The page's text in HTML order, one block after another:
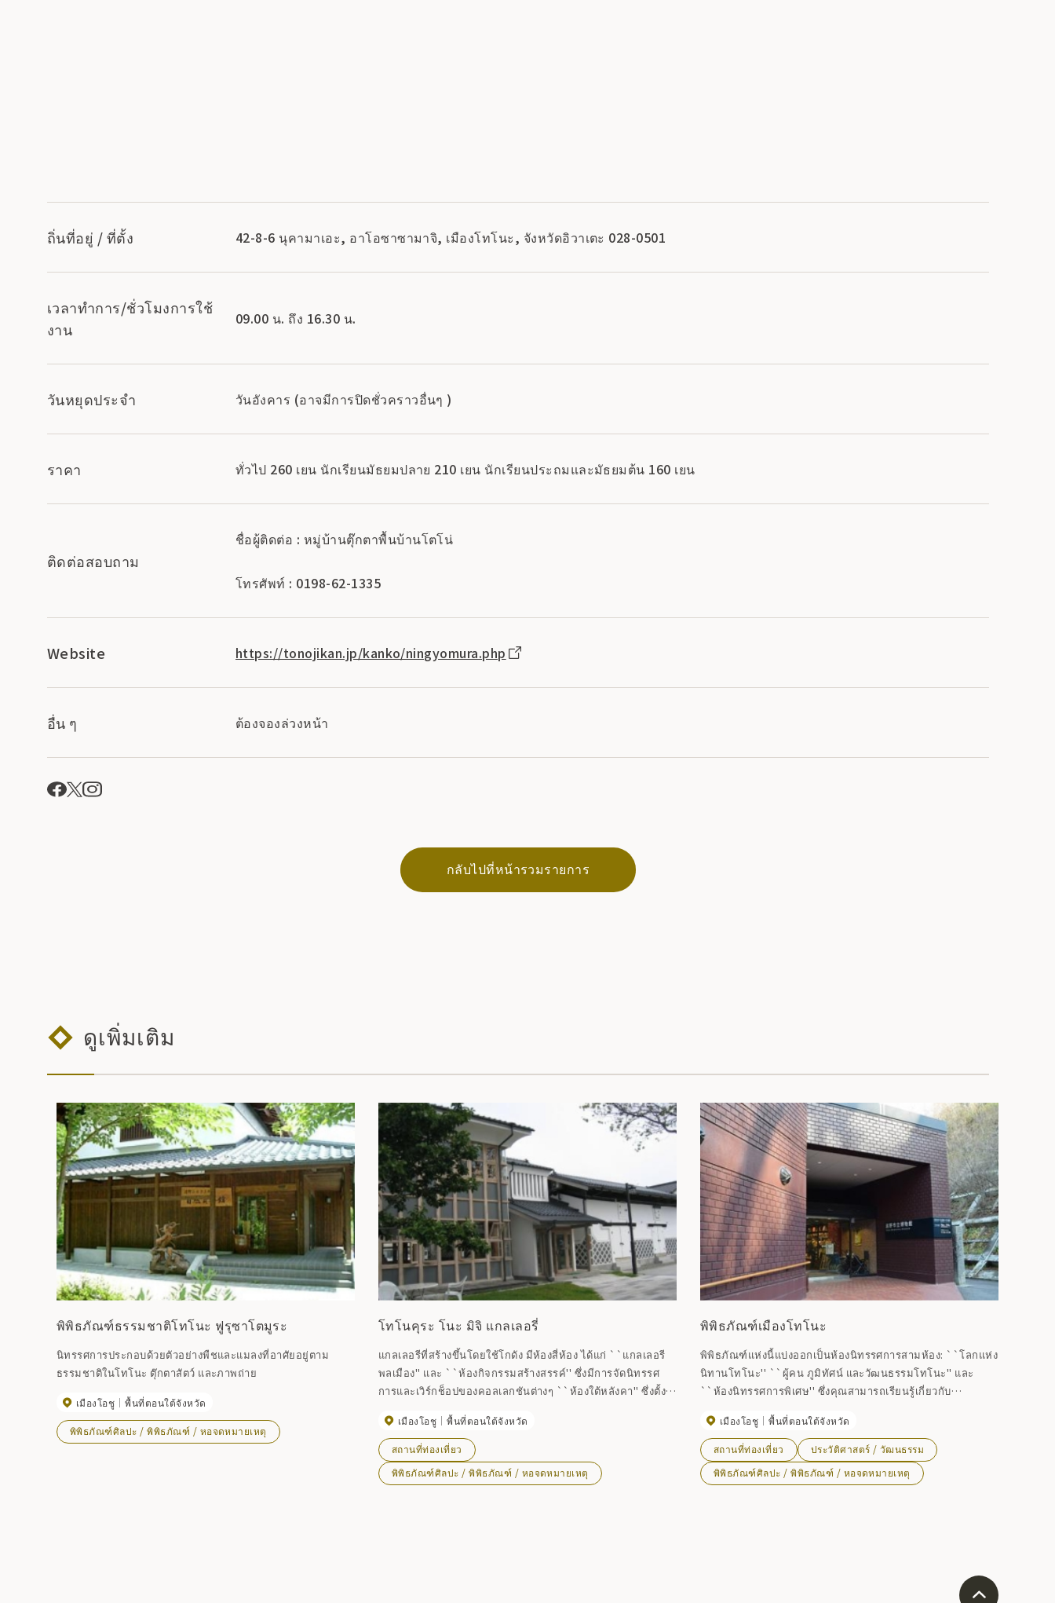
ถิ่นที่อยู่ / ที่ตั้ง 42-8-6 นุคามาเอะ, อาโอซาซามาจิ, เมืองโทโนะ, จังหวัดอิวาเตะ 028-0501
เวลาทำการ/ชั่วโมงการใช้
งาน
09.00 น. ถึง 16.30 น.
วันหยุดประจำ วันอังคาร (อาจมีการปิดชั่วคราวอื่นๆ )
ราคา ทั่วไป 260 เยน นักเรียนมัธยมปลาย 210 เยน นักเรียนประถมและมัธยมต้น 160 เยน
ติดต่อสอบถาม
ชื่อผู้ติดต่อ : หมู่บ้านตุ๊กตาพื้นบ้านโตโน่
โทรศัพท์ : 0198-62-1335
Website https://tonojikan.jp/kanko/ningyomura.php
อื่น ๆ ต้องจองล่วงหน้า
กลับไปที่หน้ารวมรายการ
ดูเพิ่มเติม
พิพิธภัณฑ์ธรรมชาติโทโนะ ฟูรุซาโตมูระ
นิทรรศการประกอบด้วยตัวอย่างพืชและแมลงที่อาศัยอยู่ตาม
ธรรมชาติในโทโนะ ตุ๊กตาสัตว์ และภาพถ่าย
เมืองโอชู พื้นที่ตอนใต้จังหวัด
พิพิธภัณฑ์ศิลปะ / พิพิธภัณฑ์ / หอจดหมายเหตุ
โทโนคุระ โนะ มิจิ แกลเลอรี่
แกลเลอรีที่สร้างขึ้นโดยใช้โกดัง มีห้องสี่ห้อง ได้แก่ ``แกลเลอรี
พลเมือง'' และ ``ห้องกิจกรรมสร้างสรรค์'' ซึ่งมีการจัดนิทรรศ
การและเวิร์กช็อปของคอลเลกชันต่างๆ ``ห้องใต้หลังคา'' ซึ่งตั้ง
จากยุคโชวะจำนวนมาก ทำให้เกิดพื้นที่ที่ทั้งเด็กและผู้ใหญ่
สามารถเดินทางย้อนเวลากลับไปได้ คุณยังสามารถเล่นกับของ
เล่นในประเทศและต่างประเทศได้ที่ห้องสมุดของเล่นที่แนบมาด้วย
เมืองโอชู พื้นที่ตอนใต้จังหวัด
สถานที่ท่องเที่ยว
พิพิธภัณฑ์ศิลปะ / พิพิธภัณฑ์ / หอจดหมายเหตุ
พิพิธภัณฑ์เมืองโทโนะ
พิพิธภัณฑ์แห่งนี้แบ่งออกเป็นห้องนิทรรศการสามห้อง: ``โลกแห่ง
นิทานโทโนะ'' ``ผู้คน ภูมิทัศน์ และวัฒนธรรมโทโนะ'' และ
``ห้องนิทรรศการพิเศษ'' ซึ่งคุณสามารถเรียนรู้เกี่ยวกับ
เข้าใจง่าย มีการจัดแสดงนิทรรศการอันประณีตหลากหลาย รวม
ถึงโรงภาพยนตร์วิดีโอและภาพสามมิติ
เมืองโอชู พื้นที่ตอนใต้จังหวัด
สถานที่ท่องเที่ยว
ประวัติศาสตร์ / วัฒนธรรม
พิพิธภัณฑ์ศิลปะ / พิพิธภัณฑ์ / หอจดหมายเหตุ